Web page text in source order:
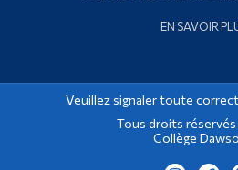
EN SAVOIR
Veuillez signaler toute
Tous droits
Collège